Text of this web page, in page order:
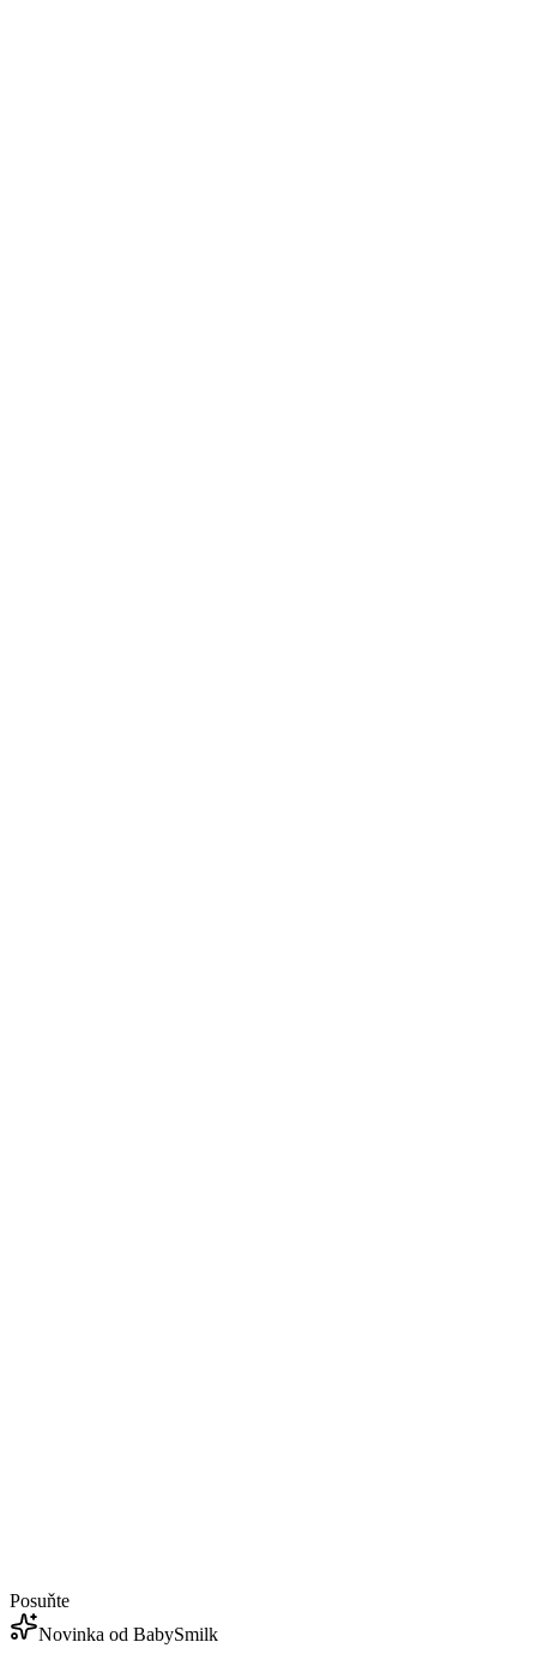
Posuňte
Novinka od BabySmilk